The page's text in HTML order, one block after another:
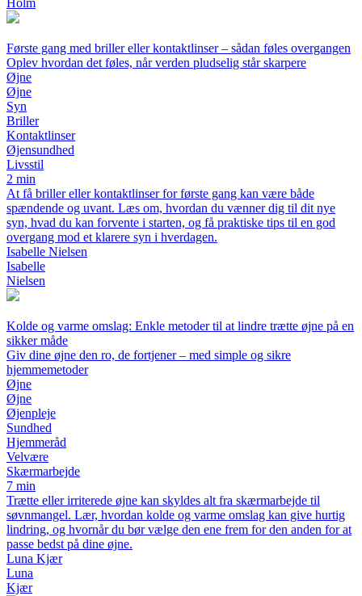
Holm
Første gang med briller eller kontaktlinser – sådan føles overgangen
Oplev hvordan det føles, når verden pludselig står skarpere
Øjne
Øjne
Syn
Briller
Kontaktlinser
Øjensundhed
Livsstil
2 min
At få briller eller kontaktlinser for første gang kan være både
spændende og uvant. Læs om, hvordan du vænner dig til dit nye
syn, hvad du kan forvente i starten, og få praktiske tips til en god
overgang mod et klarere syn i hverdagen.
Isabelle Nielsen
Isabelle
Nielsen
Kolde og varme omslag: Enkle metoder til at lindre trætte øjne på en
sikker måde
Giv dine øjne den ro, de fortjener – med simple og sikre
hjemmemetoder
Øjne
Øjne
Øjenpleje
Sundhed
Hjemmeråd
Velvære
Skærmarbejde
7 min
Trætte eller irriterede øjne kan skyldes alt fra skærmarbejde til
søvnmangel. Lær, hvordan kolde og varme omslag kan give hurtig
lindring, og hvornår du bør vælge den ene frem for den anden for at
passe bedst på dine øjne.
Luna Kjær
Luna
Kjær